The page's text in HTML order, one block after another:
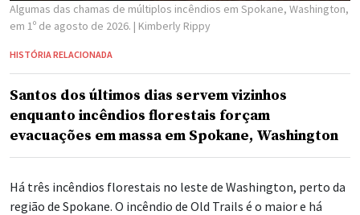
Algumas das chamas de múltiplos incêndios em Spokane, Washington,
em 1º de agosto de 2026. | Kimberly Rippy
HISTÓRIA RELACIONADA
Santos dos últimos dias servem vizinhos
enquanto incêndios florestais forçam
evacuações em massa em Spokane, Washington
Há três incêndios florestais no leste de Washington, perto da
região de Spokane. O incêndio de Old Trails é o maior e há